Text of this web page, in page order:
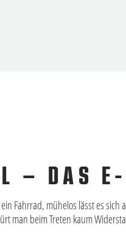
– DAS
Fahrrad, mühelos lässt es
man beim Treten kaum